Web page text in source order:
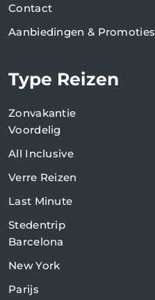
Contact
Aanbiedingen & Promoties
Type Reizen
Zonvakantie
Voordelig
All Inclusive
Verre Reizen
Last Minute
Stedentrip
Barcelona
New York
Parijs